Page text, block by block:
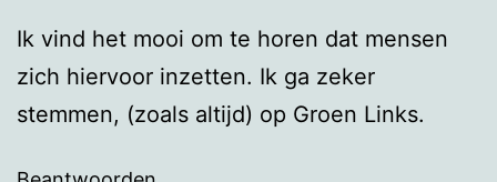
Ik vind het mooi om te horen dat mensen
zich hiervoor inzetten. Ik ga zeker
stemmen, (zoals altijd) op Groen Links.